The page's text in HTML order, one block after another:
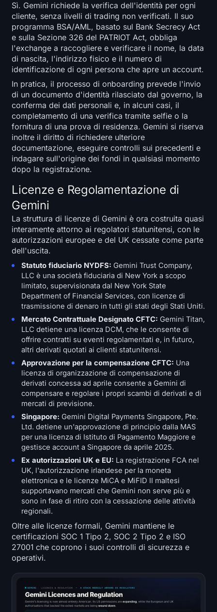
Sì. Gemini richiede la verifica dell'identità per ogni
cliente, senza livelli di trading non verificati. Il suo
programma BSA/AML, basato sul Bank Secrecy Act
e sulla Sezione 326 del PATRIOT Act, obbliga
l'exchange a raccogliere e verificare il nome, la data
di nascita, l'indirizzo fisico e il numero di
identificazione di ogni persona che apre un account.
In pratica, il processo di onboarding prevede l'invio
di un documento d'identità rilasciato dal governo, la
conferma dei dati personali e, in alcuni casi, il
completamento di una verifica tramite selfie o la
fornitura di una prova di residenza. Gemini si riserva
inoltre il diritto di richiedere ulteriore
documentazione, eseguire controlli sui precedenti e
indagare sull'origine dei fondi in qualsiasi momento
dopo la registrazione.
Licenze e Regolamentazione di
Gemini
La struttura di licenze di Gemini è ora costruita quasi
interamente attorno ai regolatori statunitensi, con le
autorizzazioni europee e del UK cessate come parte
dell'uscita.
Statuto fiduciario NYDFS: Gemini Trust Company,
LLC è una società fiduciaria di New York a scopo
limitato, supervisionata dal New York State
Department of Financial Services, con licenze di
trasmissione di denaro in tutti gli stati degli Stati Uniti.
Mercato Contrattuale Designato CFTC: Gemini Titan,
LLC detiene una licenza DCM, che le consente di
offrire contratti su eventi regolamentati e, in futuro,
altri derivati quotati ai clienti statunitensi.
Approvazione per la compensazione CFTC: Una
licenza di organizzazione di compensazione di
derivati concessa ad aprile consente a Gemini di
compensare e regolare i propri scambi di derivati e di
mercati di previsione.
Singapore: Gemini Digital Payments Singapore, Pte.
Ltd. detiene un'approvazione di principio dalla MAS
per una licenza di Istituto di Pagamento Maggiore e
gestisce account a Singapore da aprile 2025.
Ex autorizzazioni UK e EU: La registrazione FCA nel
UK, l'autorizzazione irlandese per la moneta
elettronica e le licenze MiCA e MiFID II maltesi
supportavano mercati che Gemini non serve più e
sono in fase di ritiro con la cessazione delle attività
regionali.
Oltre alle licenze formali, Gemini mantiene le
certificazioni SOC 1 Tipo 2, SOC 2 Tipo 2 e ISO
27001 che coprono i suoi controlli di sicurezza e
operativi.